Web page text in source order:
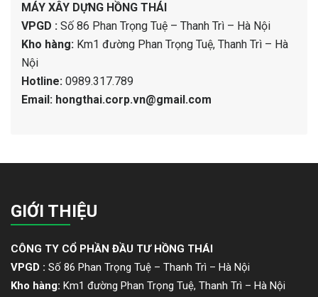
MÁY XÂY DỰNG HỒNG THÁI
VPGD : Số 86 Phan Trọng Tuệ – Thanh Trì – Hà Nội
Kho hàng: Km1 đường Phan Trọng Tuệ, Thanh Trì – Hà
Nội
Hotline: 0989.317.789
Email: hongthai.corp.vn@gmail.com
GIỚI THIỆU
CÔNG TY CỔ PHẦN ĐẦU TƯ HỒNG THÁI
VPGD : Số 86 Phan Trọng Tuệ – Thanh Trì – Hà Nội
Kho hàng: Km1 đường Phan Trọng Tuệ, Thanh Trì – Hà Nội